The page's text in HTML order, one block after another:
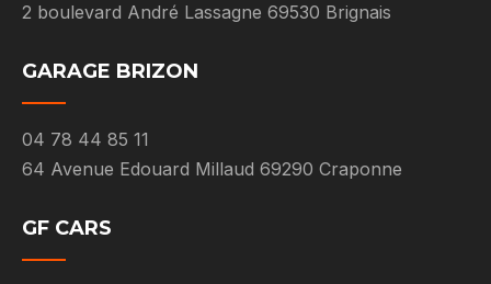
2 boulevard André Lassagne 69530 Brignais
GARAGE BRIZON
04 78 44 85 11
64 Avenue Edouard Millaud 69290 Craponne
GF CARS